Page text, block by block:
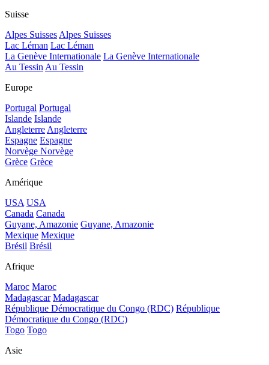
Suisse
Alpes SuissesAlpes Suisses
Lac Léman Lac Léman
La Genève Internationale La Genève Internationale
Au TessinAu Tessin
Europe
Portugal Portugal
Islande Islande
AngleterreAngleterre
Espagne Espagne
Norvège Norvège
Grèce Grèce
Amérique
USA USA
Canada Canada
Guyane, Amazonie Guyane, Amazonie
Mexique Mexique
Brésil Brésil
Afrique
Maroc Maroc
Madagascar Madagascar
République Démocratique du Congo (RDC) République
Démocratique du Congo (RDC)
Togo Togo
Asie